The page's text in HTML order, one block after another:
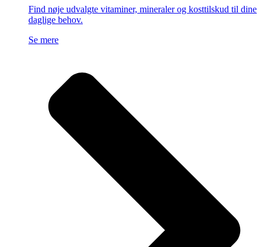
Find nøje udvalgte vitaminer, mineraler og kosttilskud til dine
daglige behov.
Se mere